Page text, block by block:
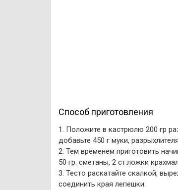
Способ приготовления
1. Положите в кастрюлю 200 гр
добавьте 450 г муки,
2. Тем временем приготовить
50 гр. сметаны, 2 ст.ложки
3. Тесто раскатайте скалкой,
соединить края лепешки.